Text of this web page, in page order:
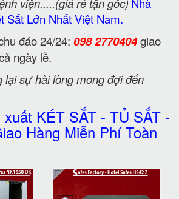
Sắt Lớn Nhất Việt Nam.
đáo 24/24: 098 2770404giao
ngày lễ.
lại sự hài lòng mong đợi đến
KÉT SẮT - TỦ SẮT -
Hàng Miễn Phí Toàn